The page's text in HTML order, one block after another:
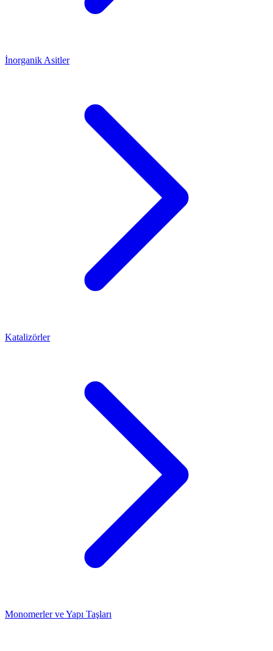
İnorganik Asitler
Katalizörler
Monomerler ve Yapı Taşları